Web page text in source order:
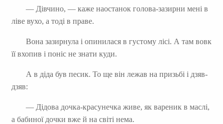
— Дівчино, — каже наостанок голова-зазирни мені в
ліве вухо, а тоді в праве.
Вона зазирнула і опинилася в густому лісі. А там вовк
її вхопив і поніс не знати куди.
А в діда був песик. То ще він лежав на призьбі і дзяв-
дзяв:
— Дідова дочка-красунечка живе, як вареник в маслі,
а бабиної дочки вже й на світі нема.